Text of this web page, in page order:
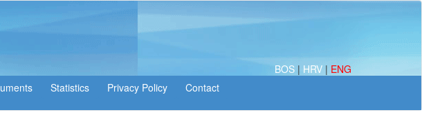
BOS | HRV | ENG
Statistics